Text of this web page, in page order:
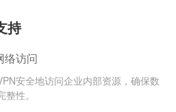
持
络访问
安全地访问企业内部资源，确保数
性。